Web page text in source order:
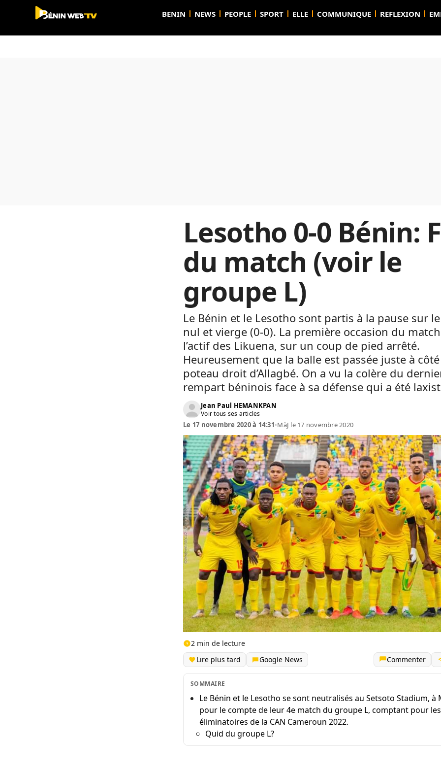
BENIN NEWS PEOPLE SPORT ELLE COMMUNIQUE REFLEXION
Lesotho 0-0 Bénin:
du match (voir le
groupe L)
Le Bénin et le Lesotho sont partis à la pause sur
nul et vierge (0-0). La première occasion du
l’actif des Likuena, sur un coup de pied arrêté.
Heureusement que la balle est passée juste à
poteau droit d’Allagbé. On a vu la colère du
rempart béninois face à sa défense qui a été
Jean Paul HEMANKPAN
Voir tous ses articles
Le 17 novembre 2020 à 14:31•MàJ le 17 novembre 2020
2 min de lecture
Lire plus tard
Google News Commenter
SOMMAIRE
Le Bénin et le Lesotho se sont neutralisés au Setsoto Stadium, à
pour le compte de leur 4e match du groupe L, comptant pour les
éliminatoires de la CAN Cameroun 2022.
Quid du groupe L?